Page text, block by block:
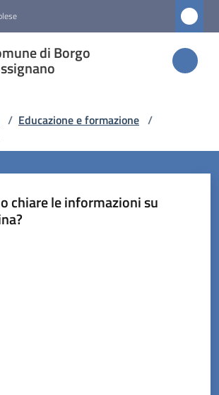
di Borgo
di
/ Educazione e formazione /
chiare le informazioni su